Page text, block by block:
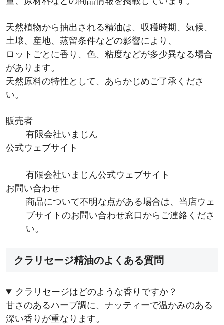
天然植物から抽出される精油は、収穫時期、気候、
土壌、産地、蒸留条件などの影響により、
ロットごとに香り、色、粘度などが多少異なる場合
があります。
天然原料の特性として、あらかじめご了承くださ
い。
販売者
有限会社いまじん
公式ウェブサイト
有限会社いまじん公式ウェブサイト
お問い合わせ
商品について不明な点がある場合は、当店ウェ
ブサイトのお問い合わせ窓口からご連絡くださ
い。
クラリセージ精油のよくある質問
クラリセージはどのような香りですか？
甘さのあるハーブ調に、ナッティーで温かみのある
深い香りが重なります。